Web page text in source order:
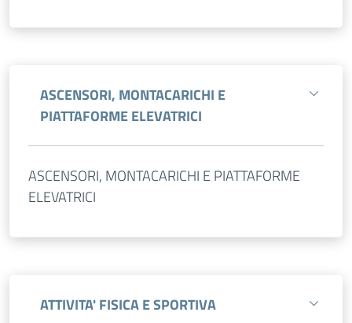
ASCENSORI, MONTACARICHI E
PIATTAFORME ELEVATRICI
ASCENSORI, MONTACARICHI E PIATTAFORME
ELEVATRICI
ATTIVITA' FISICA E SPORTIVA